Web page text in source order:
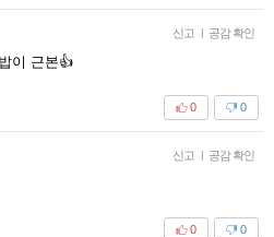
신고 | 공감 확인
이 근본👍
0
0
신고 | 공감 확인
0
0